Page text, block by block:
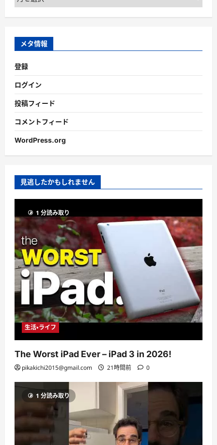
ー
カ
ブ
メタ情報
登録
ログイン
投稿フィード
コメントフィード
WordPress.org
見逃したかもしれません
1 分読み取り
生活・ライフ
The Worst iPad Ever – iPad 3 in 2026!
pikakichi2015@gmail.com 21時間前 0
1 分読み取り